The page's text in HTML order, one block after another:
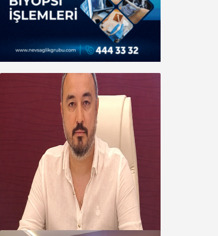
Oğuzbeyi’nden Balıkesirspor
yönetimine cevap : Herkes kendine
yakışanı yapar, buluttan nem
kapmayın!
07 Ağustos 2026